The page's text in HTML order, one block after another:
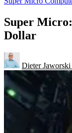
Super
Dollar
Dieter Jaworski